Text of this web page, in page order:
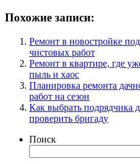
Похожие записи:
Ремонт в новостройке
чистовых работ
Ремонт в квартире, где
пыль и хаос
Планировка ремонта
работ на сезон
Как выбрать подрядчика
проверить бригаду
Поиск